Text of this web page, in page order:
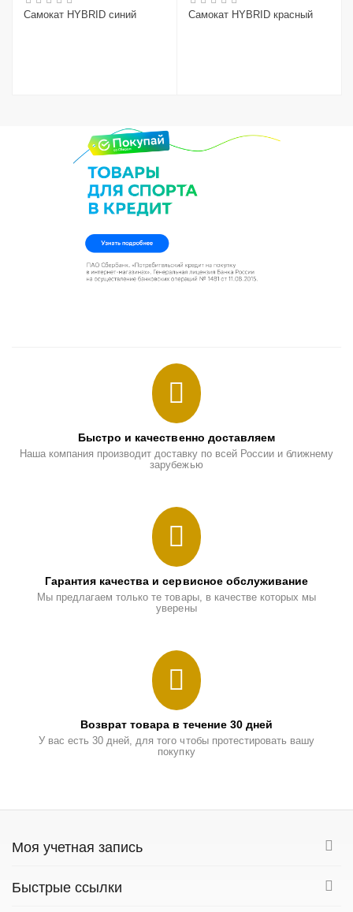
Самокат HYBRID синий Самокат HYBRID красный
Быстро и качественно доставляем
Наша компания производит доставку по всей России и ближнему
зарубежью
Гарантия качества и сервисное обслуживание
Мы предлагаем только те товары, в качестве которых мы
уверены
Возврат товара в течение 30 дней
У вас есть 30 дней, для того чтобы протестировать вашу
покупку
Моя учетная запись
Быстрые ссылки